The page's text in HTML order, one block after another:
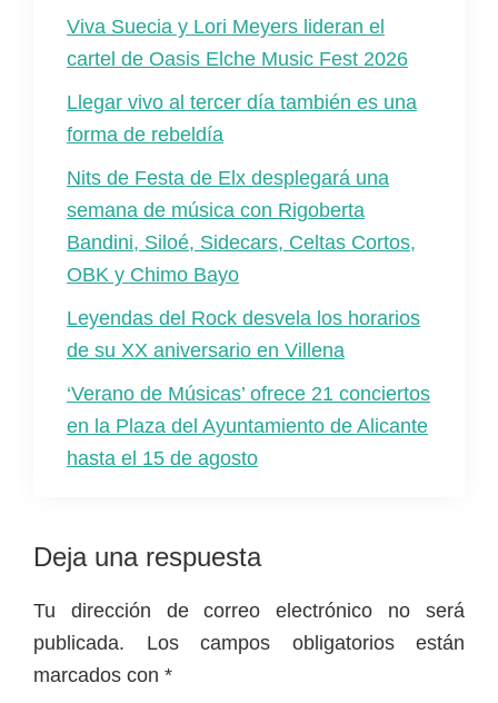
Viva Suecia y Lori Meyers lideran el
cartel de Oasis Elche Music Fest 2026
Llegar vivo al tercer día también es una
forma de rebeldía
Nits de Festa de Elx desplegará una
semana de música con Rigoberta
Bandini, Siloé, Sidecars, Celtas Cortos,
OBK y Chimo Bayo
Leyendas del Rock desvela los horarios
de su XX aniversario en Villena
‘Verano de Músicas’ ofrece 21 conciertos
en la Plaza del Ayuntamiento de Alicante
hasta el 15 de agosto
Interacciones
con
los
lectores
Deja una respuesta
Tu dirección de correo electrónico no será
publicada.
Los campos obligatorios están
marcados con *